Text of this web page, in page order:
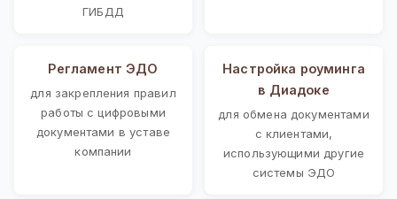
ГИБДД
Регламент ЭДО
для закрепления правил
работы с цифровыми
документами в уставе
компании
Настройка роуминга
в Диадоке
для обмена документами
с клиентами,
использующими другие
системы ЭДО